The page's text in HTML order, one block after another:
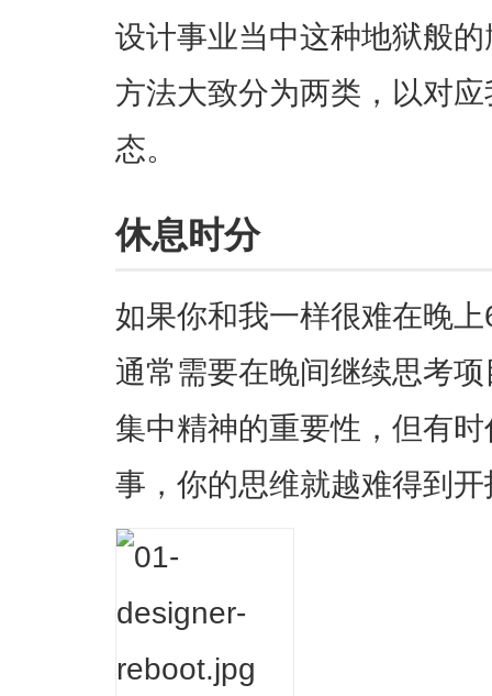
设计事业当中这种地狱般
方法大致分为两类，以对
态。
休息时分
如果你和我一样很难在晚
通常需要在晚间继续思考
集中精神的重要性，但有
事，你的思维就越难得到开